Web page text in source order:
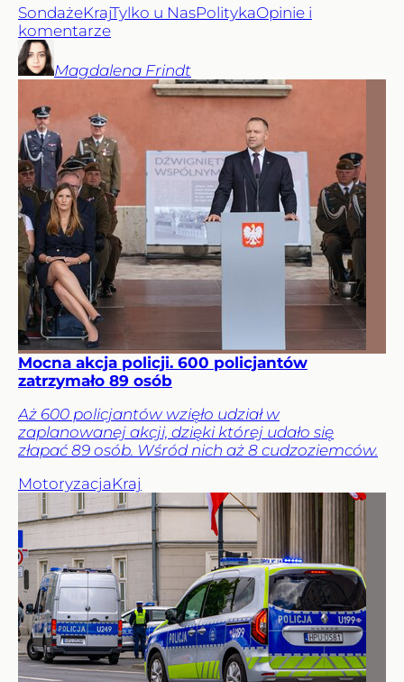
SondażeKrajTylko u NasPolitykaOpinie i
komentarze
Magdalena Frindt
Mocna akcja policji. 600 policjantów
zatrzymało 89 osób
Aż 600 policjantów wzięło udział w
zaplanowanej akcji, dzięki której udało się
złapać 89 osób. Wśród nich aż 8 cudzoziemców.
MotoryzacjaKraj